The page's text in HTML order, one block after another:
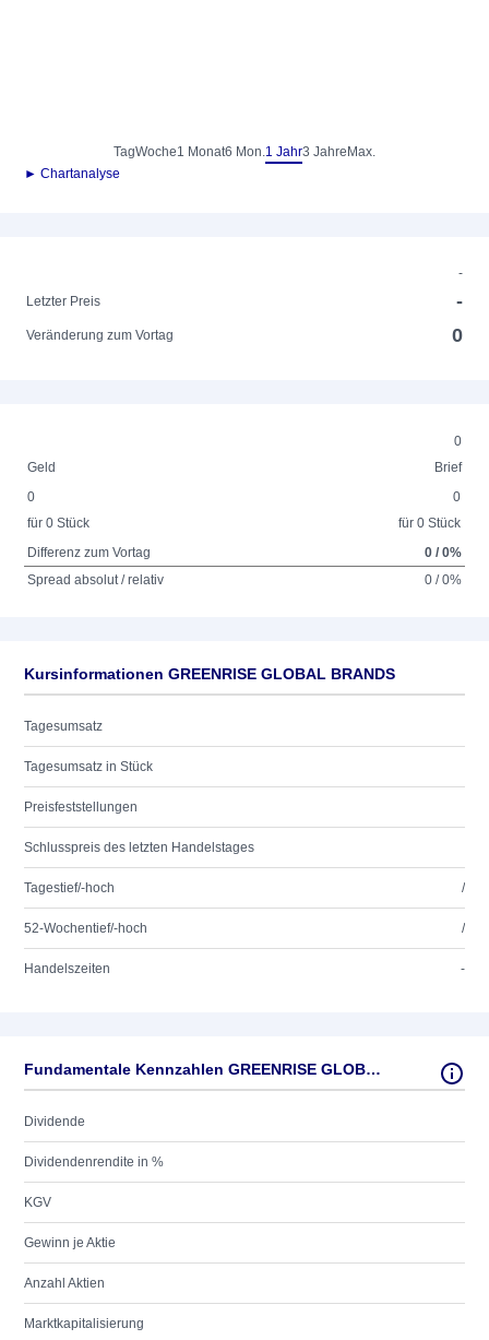
TagWoche1 Monat6 Mon.1 Jahr3 Jahre Max.
► Chartanalyse
-
Letzter Preis
-
Veränderung zum Vortag 0
0
Geld
Brief
0
für 0 Stück
0
für 0 Stück
Differenz zum Vortag
0 / 0%
Spread absolut / relativ
0 / 0%
Kursinformationen GREENRISE GLOBAL BRANDS
Tagesumsatz
Tagesumsatz in Stück
Preisfeststellungen
Schlusspreis des letzten Handelstages
Tagestief/-hoch /
52-Wochentief/-hoch /
Handelszeiten -
Fundamentale Kennzahlen GREENRISE GLOBAL BRANDS
Dividende
Dividendenrendite in %
KGV
Gewinn je Aktie
Anzahl Aktien
Marktkapitalisierung